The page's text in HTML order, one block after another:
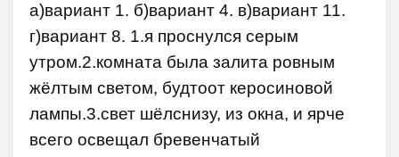
а)вариант 1. б)вариант 4. в)вариант 11.
г)вариант 8. 1.я проснулся серым
утром.2.комната была залита ровным
жёлтым светом, будтоот керосиновой
лампы.3.свет шёлснизу, из окна, и ярче
всего освещал бревенчатый